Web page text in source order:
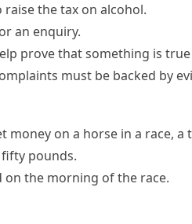
the tax on alcohol.
an enquiry.
prove that something is true
must be backed by
money on a horse in a race, a
pounds.
on the morning of the race.